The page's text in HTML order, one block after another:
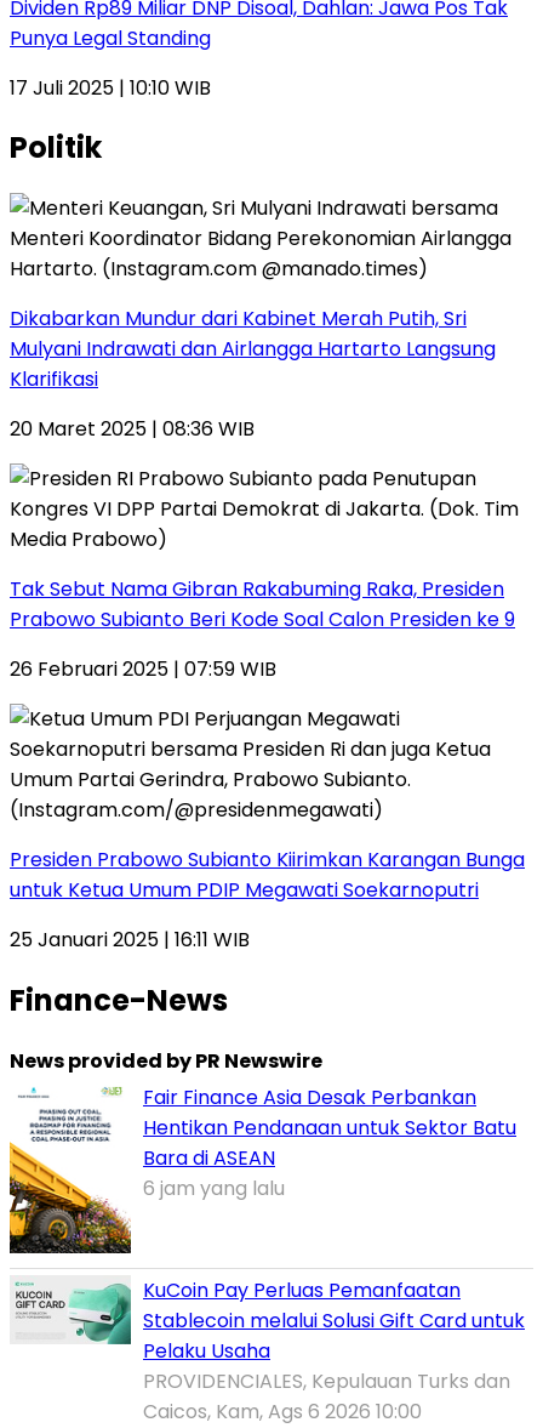
Dividen Rp89 Miliar DNP Disoal, Dahlan: Jawa Pos Tak
Punya Legal Standing
17 Juli 2025 | 10:10 WIB
Politik
Dikabarkan Mundur dari Kabinet Merah Putih, Sri
Mulyani Indrawati dan Airlangga Hartarto Langsung
Klarifikasi
20 Maret 2025 | 08:36 WIB
Tak Sebut Nama Gibran Rakabuming Raka, Presiden
Prabowo Subianto Beri Kode Soal Calon Presiden ke 9
26 Februari 2025 | 07:59 WIB
Presiden Prabowo Subianto Kiirimkan Karangan Bunga
untuk Ketua Umum PDIP Megawati Soekarnoputri
25 Januari 2025 | 16:11 WIB
Finance-News
News provided by PR Newswire
Fair Finance Asia Desak Perbankan
Hentikan Pendanaan untuk Sektor Batu
Bara di ASEAN
6 jam yang lalu
KuCoin Pay Perluas Pemanfaatan
Stablecoin melalui Solusi Gift Card untuk
Pelaku Usaha
PROVIDENCIALES, Kepulauan Turks dan
Caicos, Kam, Ags 6 2026 10:00